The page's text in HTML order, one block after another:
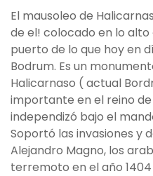
El mausoleo de
de el! colocado en lo
puerto de lo que hoy en
Bodrum. Es un
Halicarnaso ( actual
importante en el reino de
independizó bajo el
Soportó las invasiones y
Alejandro Magno, los
terremoto en el año